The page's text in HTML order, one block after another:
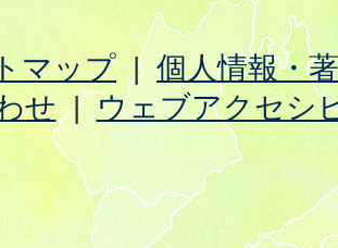
マップ
個人情報・
せ
ウェブアクセシ